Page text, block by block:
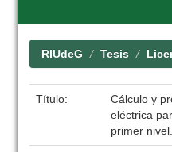
RIUdeG Tesis
Título:
Cálculo y
eléctrica
primer nivel.